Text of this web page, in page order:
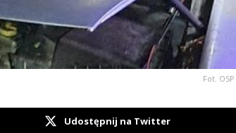
Fot.
Udostępnij na Twitter